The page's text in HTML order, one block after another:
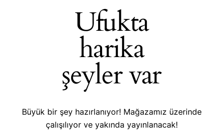
Ufukta
harika
şeyler var
Büyük bir şey hazırlanıyor! Mağazamız üzerinde
çalışılıyor ve yakında yayınlanacak!